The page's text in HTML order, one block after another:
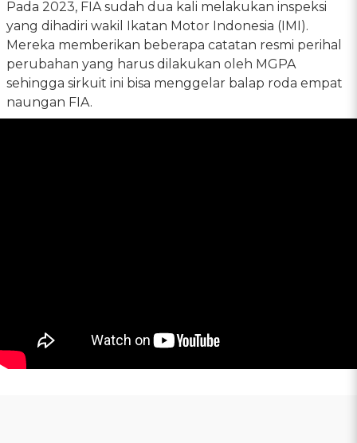
Pada 2023, FIA sudah dua kali melakukan inspeksi
yang dihadiri wakil Ikatan Motor Indonesia (IMI).
Mereka memberikan beberapa catatan resmi perihal
perubahan yang harus dilakukan oleh MGPA
sehingga sirkuit ini bisa menggelar balap roda empat
naungan FIA.